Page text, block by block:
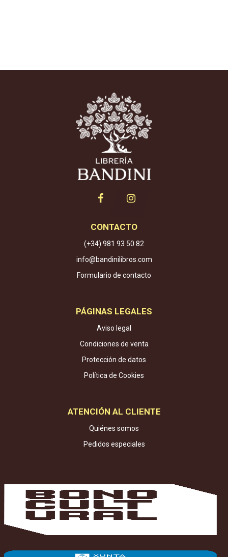
CONTACTO
(+34) 981 93 50 82
info@bandinilibros.com
Formulario de contacto
PÁGINAS LEGALES
Aviso legal
Condiciones de venta
Protección de datos
Política de Cookies
ATENCIÓN AL CLIENTE
Quiénes somos
Pedidos especiales